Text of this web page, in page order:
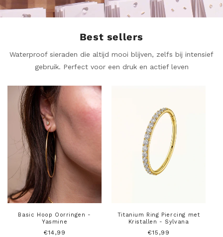
Best sellers
Waterproof sieraden die altijd mooi blijven, zelfs bij intensief
gebruik. Perfect voor een druk en actief leven
Basic Hoop Oorringen -
Yasmine
Normale
€14,99
Titanium Ring Piercing met
Kristallen - Sylvana
Normale
€15,99